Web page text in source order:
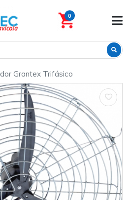
0
Grantex Trifásico